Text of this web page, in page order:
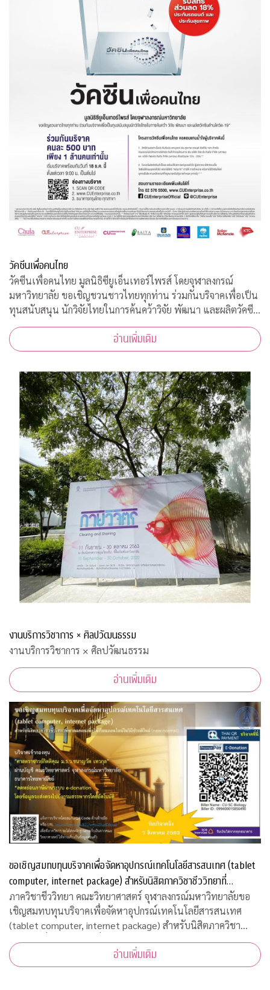
วัคซีนเพื่อคนไทย
วัคซีนเพื่อคนไทย มูลนิธิซียูเอ็นเทอร์ไพรส์ โดยจุฬาลงกรณ์
มหาวิทยาลัย ขอเชิญชวนชาวไทยทุกท่าน ร่วมกันบริจาคเพื่อเป็น
ทุนสนับสนุน นักวิจัยไทยในการค้นคว้าวิจัย พัฒนา และผลิตวัคซีน
ต้านโควิด-19*
อ่านเพิ่มเติม
งานบริการวิชาการ × ศิลปวัฒนธรรม
งานบริการวิชาการ × ศิลปวัฒนธรรม
อ่านเพิ่มเติม
ขอเชิญสมทบทุนบริจาคเพื่อจัดหาอุปกรณ์เทคโนโลยีสารสนเทศ (tablet
computer, internet package) สำหรับนิสิตภาควิชาชีววิทยาที่
ขาดแคลน
ภาควิชาชีววิทยา คณะวิทยาศาสตร์ จุฬาลงกรณ์มหาวิทยาลัยขอ
เชิญสมทบทุนบริจาคเพื่อจัดหาอุปกรณ์เทคโนโลยีสารสนเทศ
(tablet computer, internet package) สำหรับนิสิตภาควิชา
ชีววิทยาที่ขาดแคลน เพื่อใช้เรียนออนไลน์ในวิถีปรกติใหม่ บริจาค
เข้ากองทุน "
อ่านเพิ่มเติม